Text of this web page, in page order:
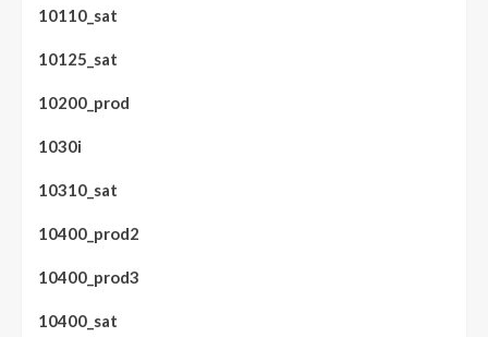
10110_sat
10125_sat
10200_prod
1030i
10310_sat
10400_prod2
10400_prod3
10400_sat